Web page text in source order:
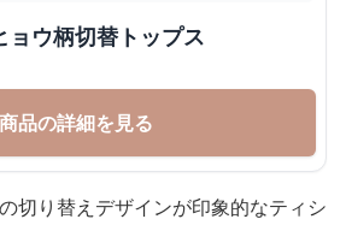
ョウ柄切替トップス
商品の詳細を見る
切り替えデザインが印象的なティシ